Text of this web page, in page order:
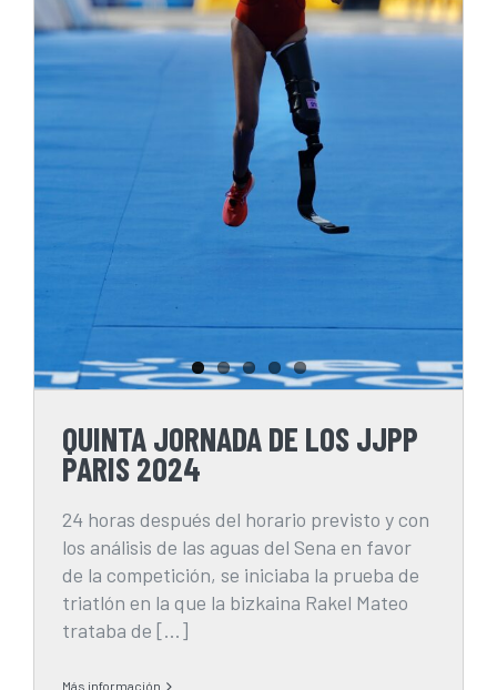
QUINTA JORNADA DE LOS JJPP
PARIS 2024
QUINTA JORNADA DE LOS JJPP
PARIS 2024
24 horas después del horario previsto y con
los análisis de las aguas del Sena en favor
de la competición, se iniciaba la prueba de
triatlón en la que la bizkaina Rakel Mateo
trataba de [...]
Más información